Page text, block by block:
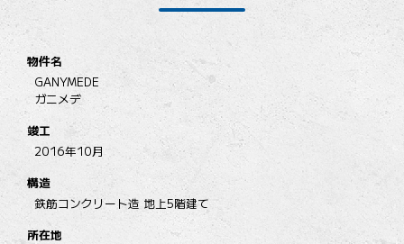
物件名
GANYMEDE
ガニメデ
竣工
2016年10月
構造
鉄筋コンクリート造 地上5階建て
所在地